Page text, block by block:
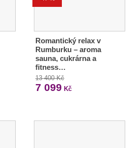
Romantický relax v
Rumburku – aroma
sauna, cukrárna a
fitness…
13 400 Kč
7 099 Kč